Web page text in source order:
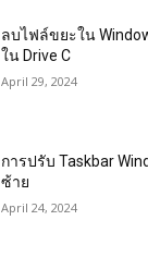
ลบไฟล์ขยะใน
ใน Drive C
April 29, 2024
การปรับ Taskbar
ซ้าย
April 24, 2024